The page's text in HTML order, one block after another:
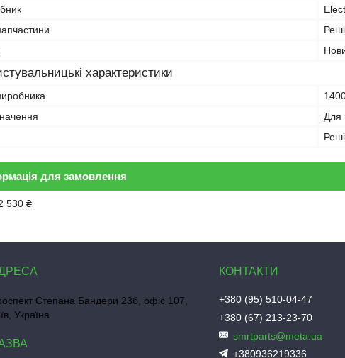
характеристики
Для
для замовлення
530 ₴
Степана Бандери 23б, офіс 107,
Україна
+380 (95) 510-04-47
+380 (67) 213-23-70
smrtparts@meta.ua
+380936219336